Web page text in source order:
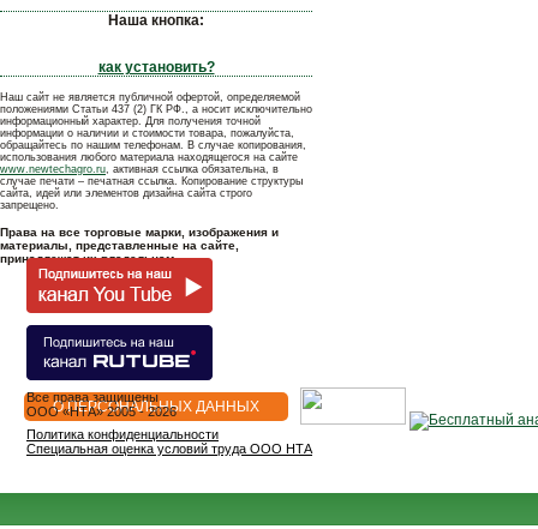
Наша кнопка:
как установить?
Наш сайт не является публичной офертой, определяемой
положениями Статьи 437 (2) ГК РФ., а носит исключительно
информационный характер. Для получения точной
информации о наличии и стоимости товара, пожалуйста,
обращайтесь по нашим телефонам. В случае копирования,
использования любого материала находящегося на сайте
www.newtechagro.ru, активная ссылка обязательна, в
случае печати – печатная ссылка. Копирование структуры
сайта, идей или элементов дизайна сайта строго
запрещено.
Права на все торговые марки, изображения и
материалы, представленные на сайте,
принадлежат их владельцам.
О ПЕРСОНАЛЬНЫХ ДАННЫХ
Все права защищены
OOO «НТА» 2005 - 2026
Политика конфиденциальности
Специальная оценка условий труда ООО НТА